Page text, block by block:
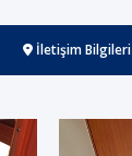
İletişim Bilgileri